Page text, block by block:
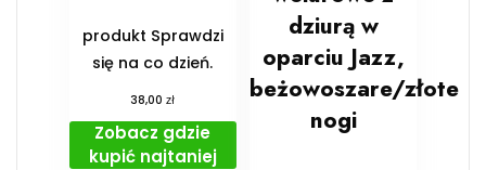
produkt Sprawdzi
się na co dzień.
38,00zł
Zobacz gdzie
kupić najtaniej
dziurą w
oparciu Jazz,
beżowoszare/złote
nogi